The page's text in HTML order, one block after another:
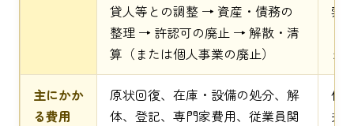
貸人等との調整 → 資産・債務の
整理 → 許認可の廃止 → 解散・清
算（または個人事業の廃止）
索
グ
主にかか
る費用
原状回復、在庫・設備の処分、解
体、登記、専門家費用、従業員関
仲
弁